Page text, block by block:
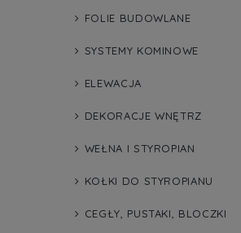
FOLIE BUDOWLANE
SYSTEMY KOMINOWE
ELEWACJA
DEKORACJE WNĘTRZ
WEŁNA I STYROPIAN
KOŁKI DO STYROPIANU
CEGŁY, PUSTAKI, BLOCZKI